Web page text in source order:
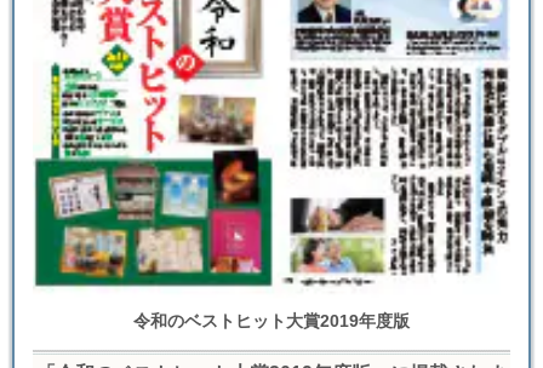
令和のベストヒット大賞2019年度版